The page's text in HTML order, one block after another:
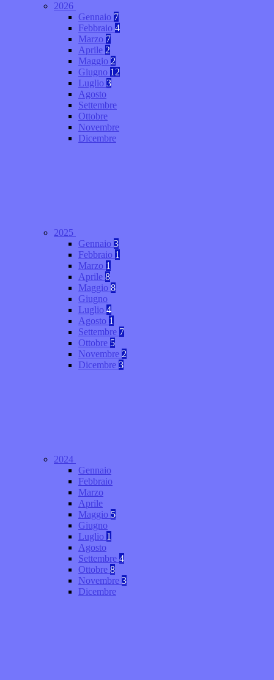
2026
Gennaio 7
Febbraio 4
Marzo 7
Aprile 2
Maggio 2
Giugno 12
Luglio 3
Agosto
Settembre
Ottobre
Novembre
Dicembre
2025
Gennaio 3
Febbraio 1
Marzo 1
Aprile 8
Maggio 8
Giugno
Luglio 4
Agosto 1
Settembre 7
Ottobre 5
Novembre 2
Dicembre 3
2024
Gennaio
Febbraio
Marzo
Aprile
Maggio 5
Giugno
Luglio 1
Agosto
Settembre 4
Ottobre 8
Novembre 3
Dicembre